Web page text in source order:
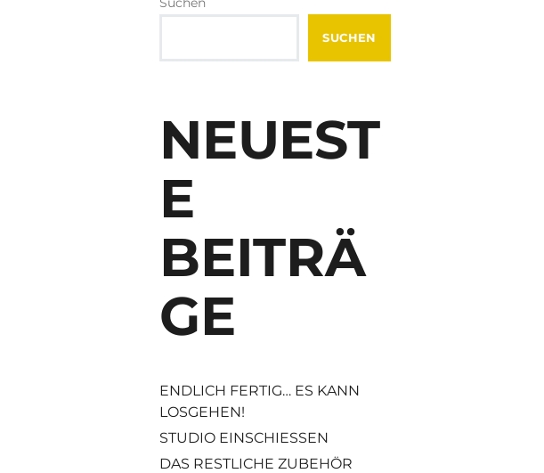
SUCHEN
NEUEST
E
BEITRÄ
GE
ENDLICH FERTIG… ES KANN
LOSGEHEN!
STUDIO EINSCHIESSEN
DAS RESTLICHE ZUBEHÖR